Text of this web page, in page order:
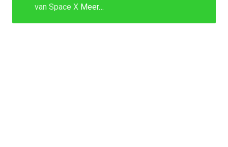
van Space X Meer…